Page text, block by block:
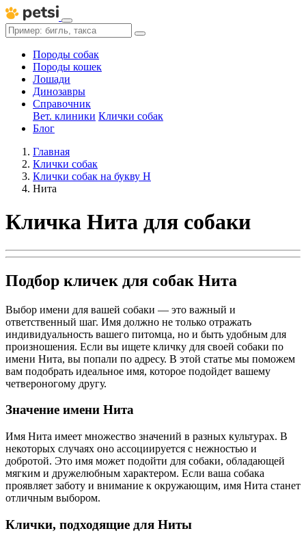
Породы собак
Породы кошек
Лошади
Динозавры
Справочник
Вет. клиники Клички собак
Блог
Главная
Клички собак
Клички собак на букву Н
Нита
Кличка Нита для собаки
Подбор кличек для собак Нита
Выбор имени для вашей собаки — это важный и
ответственный шаг. Имя должно не только отражать
индивидуальность вашего питомца, но и быть удобным для
произношения. Если вы ищете кличку для своей собаки по
имени Нита, вы попали по адресу. В этой статье мы поможем
вам подобрать идеальное имя, которое подойдет вашему
четвероногому другу.
Значение имени Нита
Имя Нита имеет множество значений в разных культурах. В
некоторых случаях оно ассоциируется с нежностью и
добротой. Это имя может подойти для собаки, обладающей
мягким и дружелюбным характером. Если ваша собака
проявляет заботу и внимание к окружающим, имя Нита станет
отличным выбором.
Клички, подходящие для Ниты